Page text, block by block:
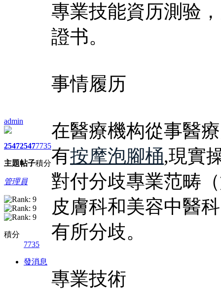
admin
2547
主題
2547
帖子
7735
積分
管理員
積分
7735
發消息
專業技能資历測验
證书。
事情履历
在醫療機构從事醫
有按摩泡腳桶,現實
對付分歧專業范畴
皮膚科和美容中醫
有所分歧。
專業技術